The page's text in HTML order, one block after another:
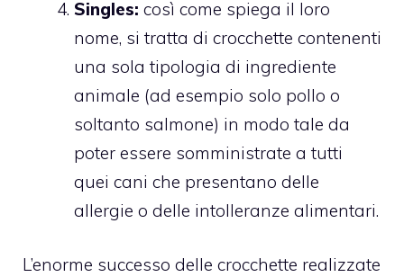
Singles: così come spiega il loro
nome, si tratta di crocchette contenenti
una sola tipologia di ingrediente
animale (ad esempio solo pollo o
soltanto salmone) in modo tale da
poter essere somministrate a tutti
quei cani che presentano delle
allergie o delle intolleranze alimentari.
L’enorme successo delle crocchette realizzate